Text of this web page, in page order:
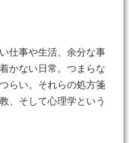
仕事や生活、余分な事
かない日常。つまらな
らい。それらの処方箋
、そして心理学という